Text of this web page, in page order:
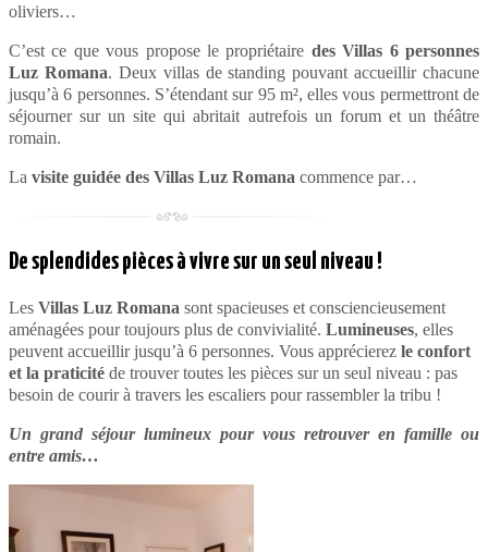
oliviers…
C’est ce que vous propose le propriétaire des Villas 6 personnes
Luz Romana. Deux villas de standing pouvant accueillir chacune
jusqu’à 6 personnes. S’étendant sur 95 m², elles vous permettront de
séjourner sur un site qui abritait autrefois un forum et un théâtre
romain.
La visite guidée des Villas Luz Romana commence par…
De splendides pièces à vivre sur un seul niveau !
Les Villas Luz Romana sont spacieuses et consciencieusement
aménagées pour toujours plus de convivialité. Lumineuses, elles
peuvent accueillir jusqu’à 6 personnes. Vous apprécierez le confort
et la praticité de trouver toutes les pièces sur un seul niveau : pas
besoin de courir à travers les escaliers pour rassembler la tribu !
Un grand séjour lumineux pour vous retrouver en famille ou
entre amis…